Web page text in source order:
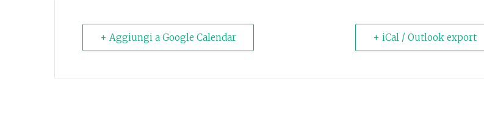
+ Aggiungi a Google Calendar + iCal / Outlook export